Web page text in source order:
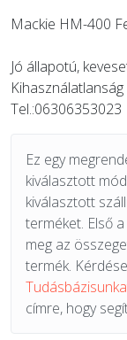
Mackie HM-400
Jó állapotú,
Tel.:06306353023
Ez egy
kiválasztott
kiválasztott
terméket. Első
meg az
termék.
címre, hogy